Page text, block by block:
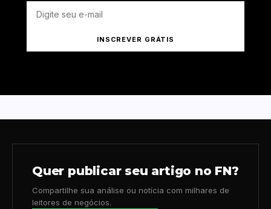
INSCREVER GRÁTIS
Quer publicar seu artigo no FN?
Compartilhe sua análise ou notícia com milhares de
leitores de negócios.